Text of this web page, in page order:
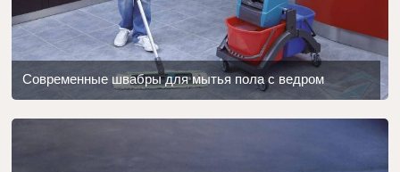
Современные швабры для мытья пола с ведром